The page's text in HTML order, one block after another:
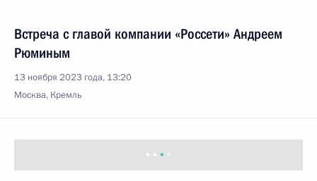
Рюминым
13 ноября 2023 года, 13:20
Москва, Кремль
Совещание с постоянными членами Совета